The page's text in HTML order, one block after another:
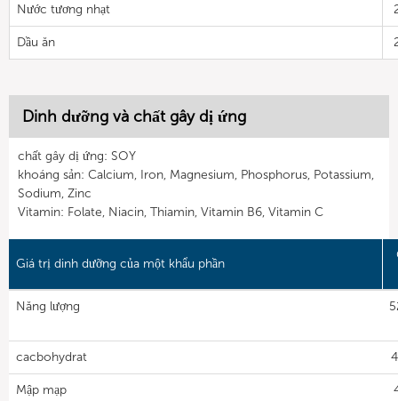
Nước tương nhạt
Dầu ăn
Dinh dưỡng và chất gây dị ứng
chất gây dị ứng: SOY
khoáng sản: Calcium, Iron, Magnesium, Phosphorus, Potassium,
Sodium, Zinc
Vitamin: Folate, Niacin, Thiamin, Vitamin B6, Vitamin C
Giá trị dinh dưỡng của một khẩu phần
Năng lượng
cacbohydrat
Mập mạp